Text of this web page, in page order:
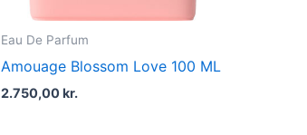
Eau De Parfum
Amouage Blossom Love 100 ML
2.750,00kr.